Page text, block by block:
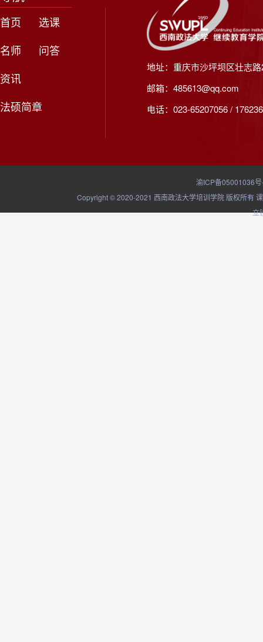
首页
选课
名师
问答
资讯
法硕简章
地址：重庆市沙坪坝区壮志
邮箱：485613@qq.com
电话：023-65207056 /
渝ICP备05001036
Copyright © 2020-2021 西南政法大学培训学院 版权所有
立